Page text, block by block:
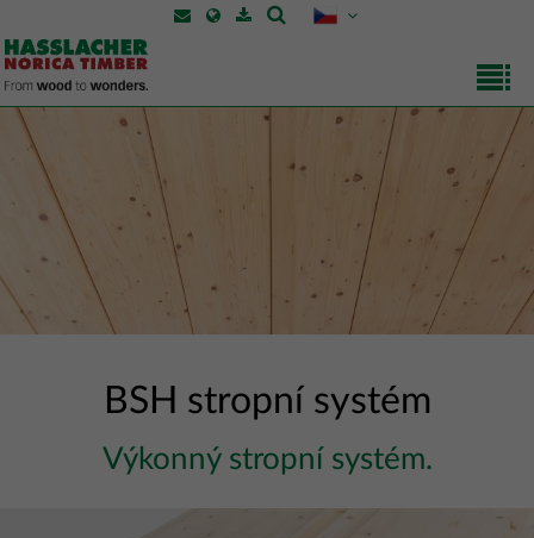
BSH stropní systém
Výkonný stropní systém.